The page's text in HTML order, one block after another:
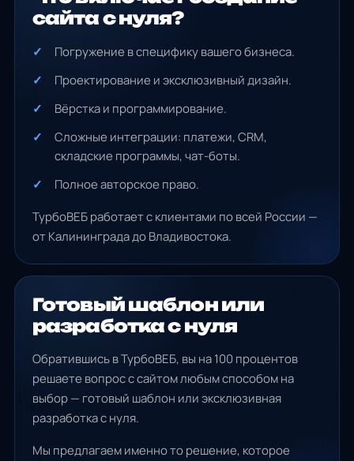
сайта с нуля?
Погружение в специфику вашего бизнеса.
Проектирование и эксклюзивный дизайн.
Вёрстка и программирование.
Сложные интеграции: платежи, CRM,
складские программы, чат-боты.
Полное авторское право.
ТурбоВЕБ работает с клиентами по всей России —
от Калининграда до Владивостока.
Готовый шаблон или
разработка с нуля
Обратившись в ТурбоВЕБ, вы на 100 процентов
решаете вопрос с сайтом любым способом на
выбор — готовый шаблон или эксклюзивная
разработка с нуля.
Мы предлагаем именно то решение, которое